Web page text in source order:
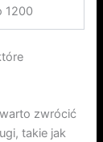
1200
zwrócić
takie jak